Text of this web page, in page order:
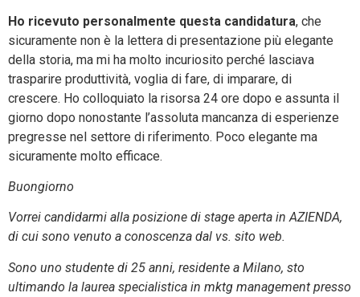
Ho ricevuto personalmente questa candidatura, che
sicuramente non è la lettera di presentazione più elegante
della storia, ma mi ha molto incuriosito perché lasciava
trasparire produttività, voglia di fare, di imparare, di
crescere. Ho colloquiato la risorsa 24 ore dopo e assunta il
giorno dopo nonostante l’assoluta mancanza di esperienze
pregresse nel settore di riferimento. Poco elegante ma
sicuramente molto efficace.
Buongiorno
Vorrei candidarmi alla posizione di stage aperta in AZIENDA,
di cui sono venuto a conoscenza dal vs. sito web.
Sono uno studente di 25 anni, residente a Milano, sto
ultimando la laurea specialistica in mktg management presso